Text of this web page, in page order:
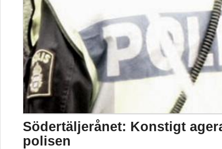
Södertäljerånet: Konstigt
polisen